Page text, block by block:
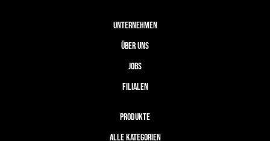
UNTERNEHMEN
ÜBER UNS
JOBS
FILIALEN
PRODUKTE
ALLE KATEGORIEN